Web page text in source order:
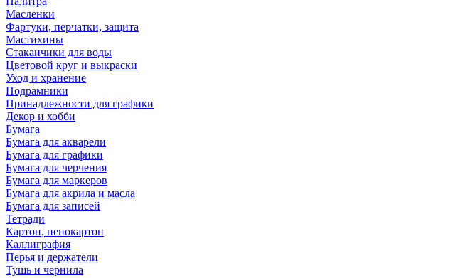
Масленки
Фартуки, перчатки, защита
Мастихины
Стаканчики для воды
Цветовой круг и выкраски
Уход и хранение
Подрамники
Принадлежности для графики
Декор и хобби
Бумага
Бумага для акварели
Бумага для графики
Бумага для черчения
Бумага для маркеров
Бумага для акрила и масла
Бумага для записей
Тетради
Картон, пенокартон
Каллиграфия
Перья и держатели
Тушь и чернила